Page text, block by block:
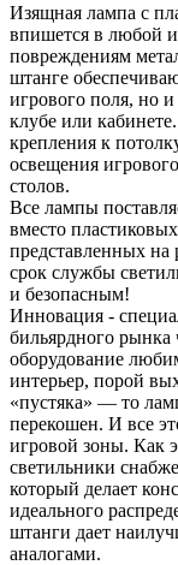
Изящная лампа с
впишется в любой
повреждениям
штанге
игрового поля, но
клубе или
крепления к
освещения
столов.
Все лампы
вместо
представленных на
срок службы
и безопасным!
Инновация -
бильярдного рынка
оборудование
интерьер, порой
«пустяка» — то
перекошен. И все
игровой зоны. Как
светильники
который делает
идеального
штанги дает
аналогами.